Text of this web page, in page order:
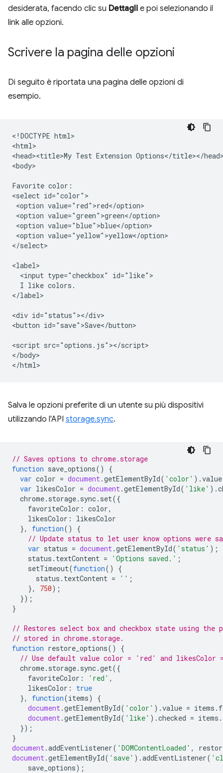
desiderata, facendo clic su Dettagli e poi selezionando il
link alle opzioni.
Scrivere la pagina delle opzioni
Di seguito è riportata una pagina delle opzioni di
esempio.
<!DOCTYPE html>
<html>
<head><title>My Test Extension Options</title></
<body>
Favorite color:
<select id="color">
<option value="red">red</option>
<option value="green">green</option>
<option value="blue">blue</option>
<option value="yellow">yellow</option>
</select>
<label>
  <input type="checkbox" id="like">
  I like colors.
</label>
<div id="status"></div>
<button id="save">Save</button>
<script src="options.js"></script>
</body>
Salva le opzioni preferite di un utente su più dispositivi
utilizzando l'API storage.sync.
// Saves options to chrome.storage
function save_options()
{
var color = document.getElementById( 'color' ).value
var likesColor = document.getElementById( 'like' ).
chrome. storage. sync. set({
favoriteColor : color,
likesColor :
likesColor
},
function()
{
// Update status to let user know options were
var status = document.getElementById( 'status' );
status . textContent = 'Options saved.' ;
setTimeout(function()
{
status . textContent = '' ;
},
750);
});
}
// Restores select box and checkbox state using the
// stored in chrome.storage.
function restore_options()
{
// Use default value color = 'red' and likesColor
chrome. storage. sync.get({
favoriteColor : 'red' ,
likesColor :
true
},
function(items)
{
document.getElementById( 'color' ).value = items .
document.getElementById( 'like' ).checked = items .
});
}
document.addEventListener( 'DOMContentLoaded' ,
document.getElementById( 'save' ).addEventListener(
save_options);